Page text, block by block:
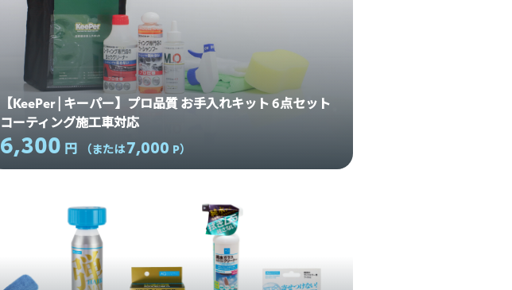
【KeePer | キーパー】プロ品質 お手入れキット 6点セット
コーティング施工車対応
6,300 円 （または7,000 P）